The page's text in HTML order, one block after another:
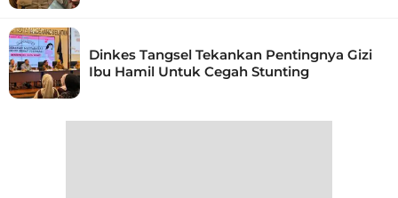
Dinkes Tangsel Tekankan Pentingnya Gizi
Ibu Hamil Untuk Cegah Stunting